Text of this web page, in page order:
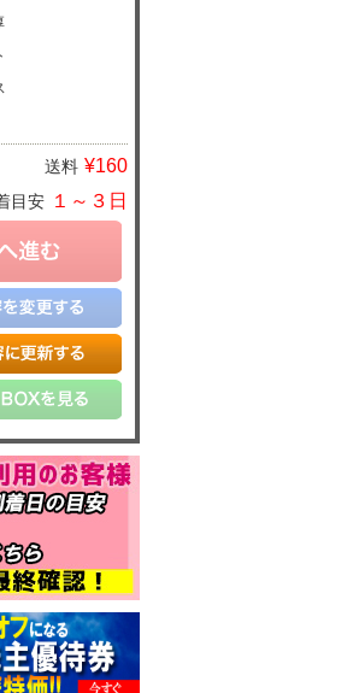
送料 ¥160
目安 １～３日